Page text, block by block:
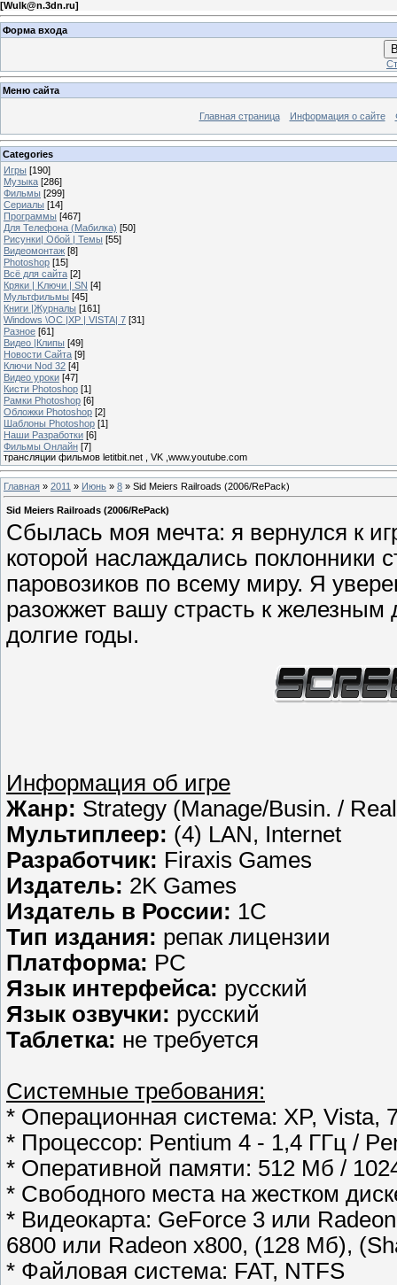
[Wulk@n.3dn.ru]
Форма входа
Меню сайта
Главная страница Информация о сайте
Categories
Игры [190]
Музыка [286]
Фильмы [299]
Сериалы [14]
Программы [467]
Для Телефона (Мабилка) [50]
Рисунки| Обой | Темы [55]
Видеомонтаж [8]
Photoshop [15]
Всё для сайта [2]
Кряки | Kлючи | SN [4]
Мультфильмы [45]
Книги |Журналы [161]
Windows \OC |XP | VISTA| 7 [31]
Разное [61]
Видео |Клипы [49]
Новости Сайта [9]
Ключи Nod 32 [4]
Видео уроки [47]
Кисти Photoshop [1]
Рамки Photoshop [6]
Обложки Photoshop [2]
Шаблоны Photoshop [1]
Наши Разработки [6]
Фильмы Онлайн [7]
трансляции фильмов letitbit.net , VK ,www.youtube.com
Главная » 2011 » Июнь » 8 » Sid Meiers Railroads (2006/RePack)
Sid Meiers Railroads (2006/RePack)
Сбылась моя мечта: я вернулся к
которой наслаждались поклонники
паровозиков по всему миру. Я
разожжет вашу страсть к железным
долгие годы.
Информация об игре
Жанр: Strategy (Manage/Busin. /
Мультиплеер: (4) LAN, Internet
Разработчик: Firaxis Games
Издатель: 2K Games
Издатель в России: 1C
Тип издания: репак лицензии
Платформа: PC
Язык интерфейса: русский
Язык озвучки: русский
Таблетка: не требуется
Системные требования:
* Операционная система: XP, Vista,
* Процессор: Pentium 4 - 1,4 ГГц /
* Оперативной памяти: 512 Мб /
* Свободного места на жестком
* Видеокарта: GeForce 3 или
6800 или Radeon х800, (128 Мб),
* Файловая система: FAT, NTFS